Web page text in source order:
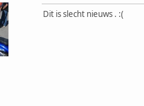
Dit is slecht nieuws . :(